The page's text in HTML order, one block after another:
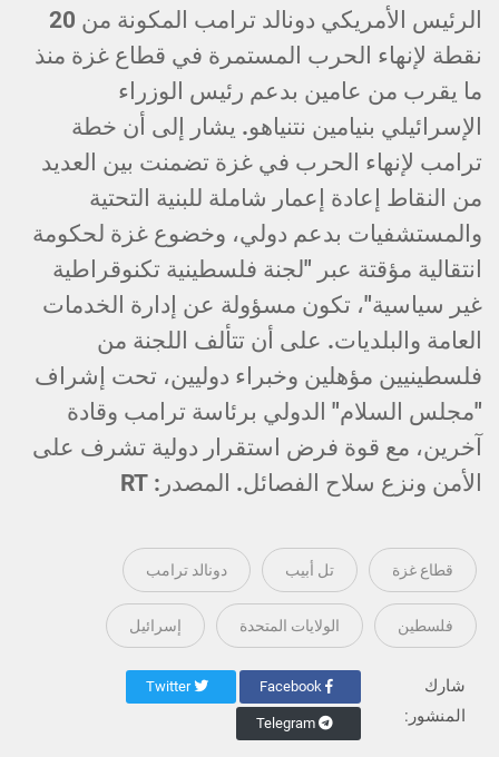
الرئيس الأمريكي دونالد ترامب المكونة من 20
نقطة لإنهاء الحرب المستمرة في قطاع غزة منذ
ما يقرب من عامين بدعم رئيس الوزراء
الإسرائيلي بنيامين نتنياهو. يشار إلى أن خطة
ترامب لإنهاء الحرب في غزة تضمنت بين العديد
من النقاط إعادة إعمار شاملة للبنية التحتية
والمستشفيات بدعم دولي، وخضوع غزة لحكومة
انتقالية مؤقتة عبر "لجنة فلسطينية تكنوقراطية
غير سياسية"، تكون مسؤولة عن إدارة الخدمات
العامة والبلديات. على أن تتألف اللجنة من
فلسطينيين مؤهلين وخبراء دوليين، تحت إشراف
"مجلس السلام" الدولي برئاسة ترامب وقادة
آخرين، مع قوة فرض استقرار دولية تشرف على
الأمن ونزع سلاح الفصائل. المصدر: RT
قطاع غزة تل أبيب دونالد ترامب
فلسطين الولايات المتحدة إسرائيل
شارك
المنشور:
Facebook
Twitter
Telegram